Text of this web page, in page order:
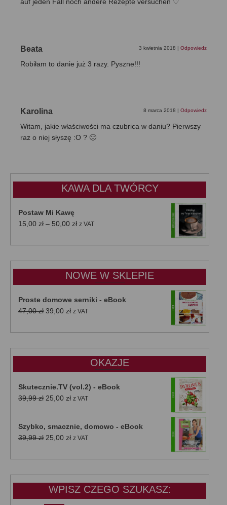
auf jeden Fall noch andere Rezepte versuchen ♡
Beata 3 kwietnia 2018 | Odpowiedz
Robiłam to danie już 3 razy. Pyszne!!!
Karolina 8 marca 2018 | Odpowiedz
Witam, jakie właściwości ma czubrica w daniu? Pierwszy
raz o niej słyszę :O ? 🙂
KAWA DLA TWÓRCY
Postaw Mi Kawę
15,00 zł – 50,00 złZakres
od
do
50,00 zł
z VAT
NOWE W SKLEPIE
Proste domowe serniki - eBook
47,00zł Pierwotna
wynosiła:
39,00 złAktualna
wynosi:
z VAT
OKAZJE
Skutecznie.TV (vol.2) - eBook
39,99zł Pierwotna
39,99 zł.
25,00 złAktualna
25,00 zł.
z VAT
Szybko, smacznie, domowo - eBook
39,99zł Pierwotna
wynosiła:
25,00 złAktualna
wynosi:
z VAT
WPISZ CZEGO SZUKASZ: